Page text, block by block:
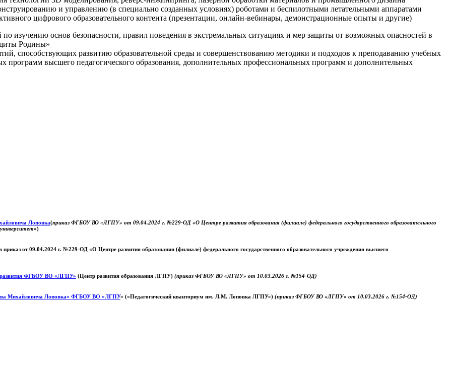
и управлению (в специально созданных условиях) роботами и беспилотными летательными аппаратами
цифрового образовательного контента (презентации, онлайн-вебинары, демонстрационные опыты и другие)
изучению основ безопасности, правил поведения в экстремальных ситуациях и мер защиты от возможных опасностей в
Родины»
способствующих развитию образовательной среды и совершенствованию методики и подходов к преподаванию учебных
программ высшего педагогического образования, дополнительных профессиональных программ и дополнительных
Лоповка(приказ ФГБОУ ВО «ЛГПУ» от 09.04.2024 г. №229-ОД «О Центре развития образования (филиале) федерального государственного образовательного
)
приказ от 09.04.2024 г. №229-ОД «О Центре развития образования (филиале) федерального государственного образовательного учреждения высшего
развития ФГБОУ ВО «ЛГПУ» (Центр развития образования ЛГПУ) (приказ ФГБОУ ВО «ЛГПУ» от 10.03.2026 г. №154-ОД)
Михайловича Лоповка» ФГБОУ ВО «ЛГПУ» («Педагогический кванториум им. Л.М. Лоповка ЛГПУ») (приказ ФГБОУ ВО «ЛГПУ» от 10.03.2026 г. №154-ОД)